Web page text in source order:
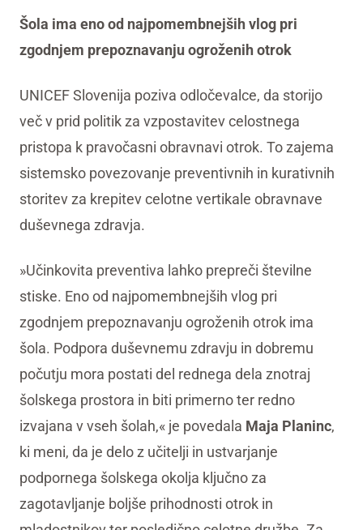
Šola ima eno od najpomembnejših vlog pri
zgodnjem prepoznavanju ogroženih otrok
UNICEF Slovenija poziva odločevalce, da storijo
več v prid politik za vzpostavitev celostnega
pristopa k pravočasni obravnavi otrok. To zajema
sistemsko povezovanje preventivnih in kurativnih
storitev za krepitev celotne vertikale obravnave
duševnega zdravja.
»Učinkovita preventiva lahko prepreči številne
stiske. Eno od najpomembnejših vlog pri
zgodnjem prepoznavanju ogroženih otrok ima
šola. Podpora duševnemu zdravju in dobremu
počutju mora postati del rednega dela znotraj
šolskega prostora in biti primerno ter redno
izvajana v vseh šolah,« je povedala Maja Planinc,
ki meni, da je delo z učitelji in ustvarjanje
podpornega šolskega okolja ključno za
zagotavljanje boljše prihodnosti otrok in